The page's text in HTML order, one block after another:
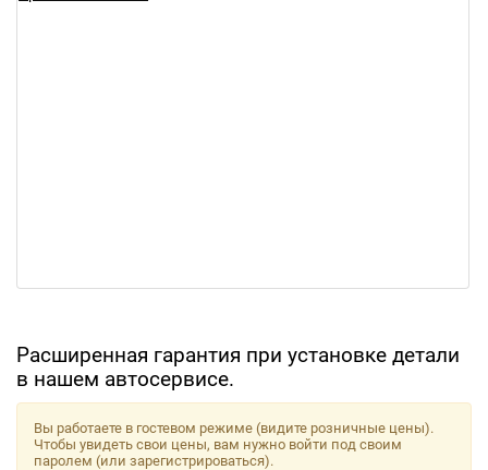
Расширенная гарантия при установке детали
в нашем автосервисе.
Вы работаете в гостевом режиме (видите розничные цены).
Чтобы увидеть свои цены, вам нужно войти под своим
паролем (или зарегистрироваться).